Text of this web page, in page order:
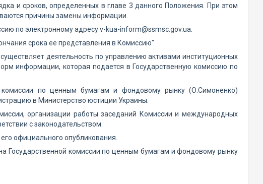
и сроков, определенных в главе 3 данного Положения. При этом
причины замены информации.
по электронному адресу v-kua-inform@ssmsc.gov.ua.
срока ее представления в Комиссию".
деятельность по управлению активами институционных
информации, которая подается в Государственную комиссию по
комиссии по ценным бумагам и фондовому рынку (О.Симоненко)
в Министерство юстиции Украины.
организации работы заседаний Комиссии и международных
с законодательством.
официального опубликования.
Государственной комиссии по ценным бумагам и фондовому рынку